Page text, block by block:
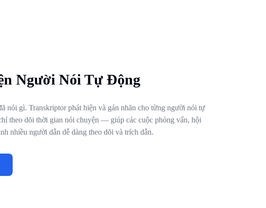
Người Nói Tự Động
nói gì. Transkriptor phát hiện và gán nhãn cho từng người nói tự
theo dõi thời gian nói chuyện — giúp các cuộc phỏng vấn, hội
nhiều người dẫn dễ dàng theo dõi và trích dẫn.